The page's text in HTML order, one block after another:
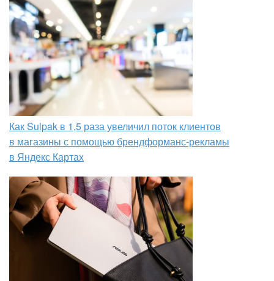
Как Sulpak в 1,5 раза увеличил поток клиентов
в магазины с помощью брендформанс-рекламы
в Яндекс Картах